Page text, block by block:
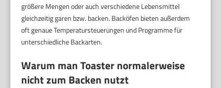
größere Mengen oder auch verschiedene Lebensmittel
gleichzeitig garen bzw. backen. Backöfen bieten außerdem
oft genaue Temperatursteuerungen und Programme für
unterschiedliche Backarten.
Warum man Toaster normalerweise
nicht zum Backen nutzt